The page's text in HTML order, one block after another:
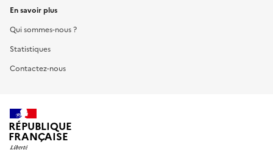
En savoir plus
Qui sommes-nous ?
Statistiques
Contactez-nous
RÉPUBLIQUE
FRANÇAISE